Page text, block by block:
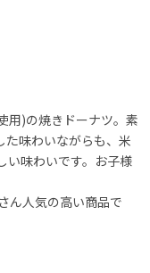
用)の焼きドーナツ。素
た味わいながらも、米
い味わいです。お子様
ん人気の高い商品で